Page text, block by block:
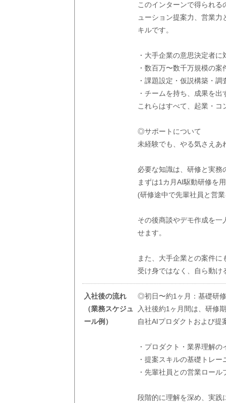
このインターンで得られる
ューション提案力、営業
キルです。
・大手企業の意思決定者に
・数百万〜数千万規模の案
・課題設定・仮説構築・
・チームを持ち、成果を
これらはすべて、起業・コ
◎サポートについて
未経験でも、やる気さえあ
必要な知識は、研修と実務
まずは1カ月AI駆動研修を
(研修途中で先輩社員と営
その後商談やデモ作成を一
せます。
また、大手企業との案件に
受け身ではなく、自ら動け
入社後の流れ
（業務スケジュ
ール例）
◎初日〜約1ヶ月：基礎研
入社後約1ヶ月間は、研修
自社AIプロダクトおよび提
・プロダクト・業界理解の
・提案スキルの基礎トレー
・先輩社員との営業ロール
段階的に理解を深め、実践